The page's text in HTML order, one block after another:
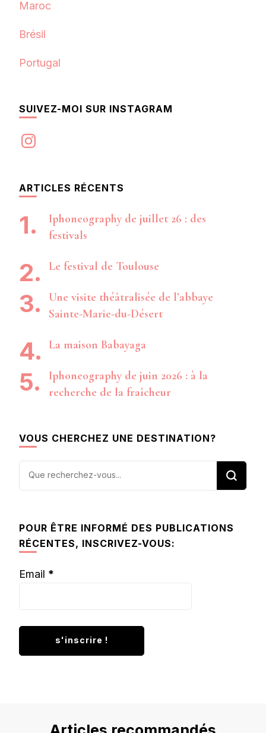
Maroc
Brésil
Portugal
SUIVEZ-MOI SUR INSTAGRAM
Instagram
ARTICLES RÉCENTS
Iphoneography de juillet 26 : des
festivals
Le festival de Toulouse
Une visite théâtralisée de l’abbaye
Sainte-Marie-du-Désert
La maison Babayaga
Iphoneography de juin 2026 : à la
recherche de la fraîcheur
VOUS CHERCHEZ UNE DESTINATION?
Vous
POUR ÊTRE INFORMÉ DES PUBLICATIONS
RÉCENTES, INSCRIVEZ-VOUS:
Email *